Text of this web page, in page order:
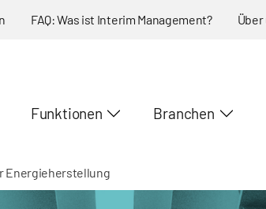
FAQ: Was ist Interim Management? Über
Funktionen Branchen
Energieherstellung